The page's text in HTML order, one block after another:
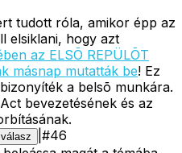
tudott róla, amikor épp az
elsiklani, hogy azt
az ELSÕ REPÜLÕT
másnap mutatták be! Ez
a belsõ munkára.
bevezetésének és az
válasz #46